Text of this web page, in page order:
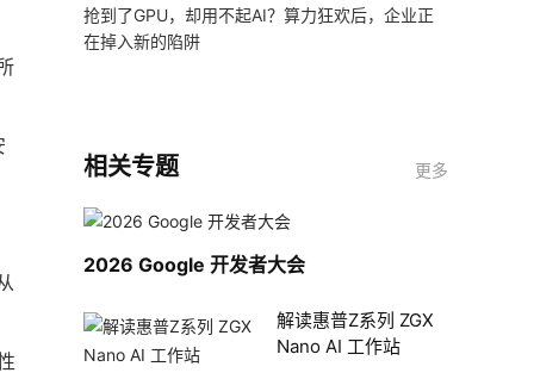
抢到了GPU，却用不起AI？算力狂欢后，企业正
在掉入新的陷阱
相关专题 更多
2026 Google 开发者大会
解读惠普Z系列 ZGX
Nano AI 工作站